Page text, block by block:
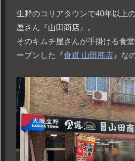
生野のコリアタウンで40年以上
屋さん『山田商店』。
そのキムチ屋さんが手掛ける食
ープンした『食道 山田商店 』な